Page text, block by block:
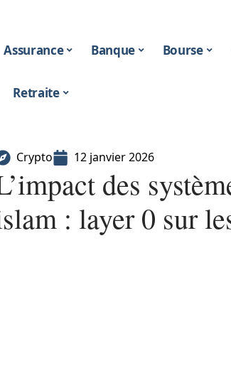
Assurance Banque Bourse
Retraite
Crypto 12 janvier 2026
des
: layer 0 sur